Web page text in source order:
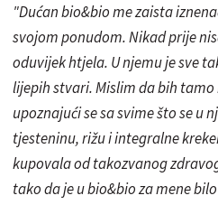
"Dućan bio&bio me zaista
svojom ponudom. Nikad prije
oduvijek htjela. U njemu je sve
lijepih stvari. Mislim da bih
upoznajući se sa svime što se u
tjesteninu, rižu i integralne
kupovala od takozvanog
tako da je u bio&bio za mene